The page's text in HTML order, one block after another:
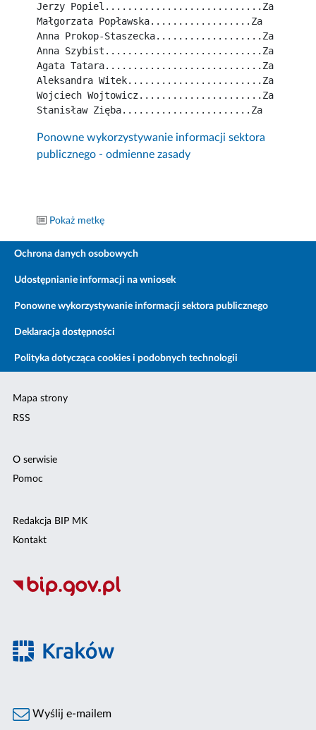
Jerzy Popiel............................Za
Małgorzata Popławska..................Za
Anna Prokop-Staszecka...................Za
Anna Szybist............................Za
Agata Tatara............................Za
Aleksandra Witek........................Za
Wojciech Wojtowicz......................Za
Stanisław Zięba.......................Za
Ponowne wykorzystywanie informacji sektora
publicznego - odmienne zasady
Pokaż metkę
Ochrona danych osobowych
Udostępnianie informacji na wniosek
Ponowne wykorzystywanie informacji sektora publicznego
Deklaracja dostępności
Polityka dotycząca cookies i podobnych technologii
Mapa strony
RSS
O serwisie
Pomoc
Redakcja BIP MK
Kontakt
Wyślij e-mailem